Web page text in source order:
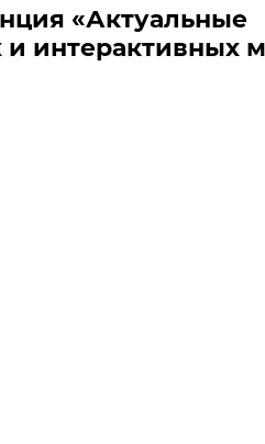
«Актуальные
интерактивных